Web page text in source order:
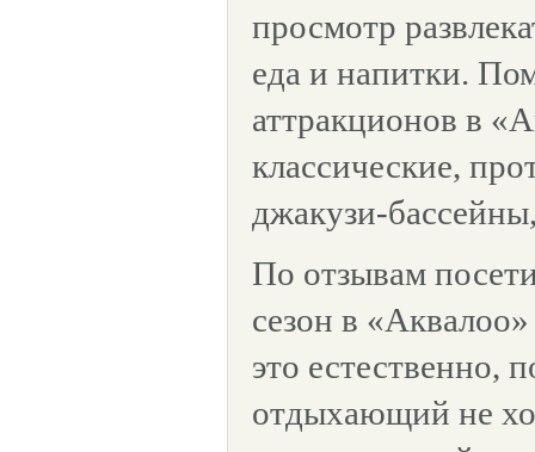
просмотр
еда и напитки.
аттракционов в
классические,
джакузи-
По отзывам
сезон в
это естественно,
отдыхающий не